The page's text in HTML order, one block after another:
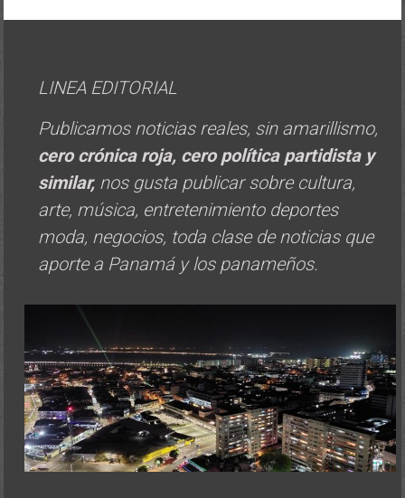
LINEA EDITORIAL
Publicamos noticias reales, sin amarillismo,
cero crónica roja, cero política partidista y
similar, nos gusta publicar sobre cultura,
arte, música, entretenimiento deportes
moda, negocios, toda clase de noticias que
aporte a Panamá y los panameños.